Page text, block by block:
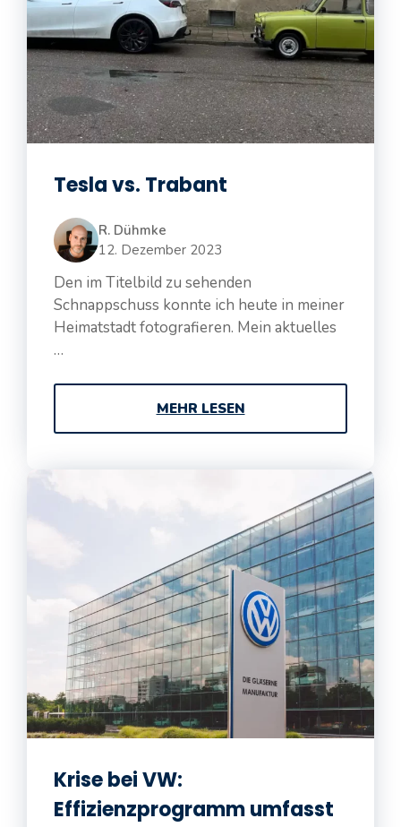
Tesla vs. Trabant
R. Dühmke
12. Dezember 2023
Den im Titelbild zu sehenden
Schnappschuss konnte ich heute in meiner
Heimatstadt fotografieren. Mein aktuelles
…
MEHR LESEN
Krise bei VW:
Effizienzprogramm umfasst